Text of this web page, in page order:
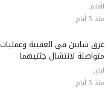
العالم
منذ 5 أيام
غرق شابين في العقيبة وعمليات
متواصلة لانتشال جثتيهما
لبنان
منذ 5 أيام